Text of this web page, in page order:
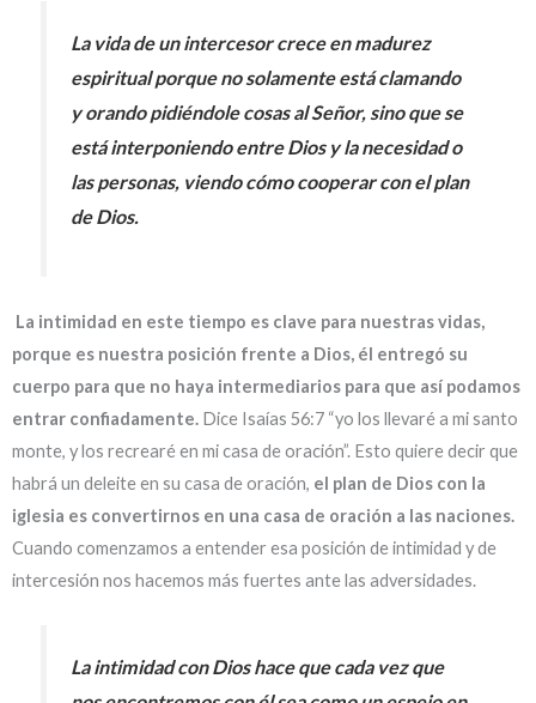
La vida de un intercesor crece en madurez
espiritual porque no solamente está clamando
y orando pidiéndole cosas al Señor, sino que se
está interponiendo entre Dios y la necesidad o
las personas, viendo cómo cooperar con el plan
de Dios.
La intimidad en este tiempo es clave para nuestras vidas,
porque es nuestra posición frente a Dios, él entregó su
cuerpo para que no haya intermediarios para que así podamos
entrar confiadamente. Dice Isaías 56:7 “yo los llevaré a mi santo
monte, y los recrearé en mi casa de oración”. Esto quiere decir que
habrá un deleite en su casa de oración, el plan de Dios con la
iglesia es convertirnos en una casa de oración a las naciones.
Cuando comenzamos a entender esa posición de intimidad y de
intercesión nos hacemos más fuertes ante las adversidades.
La intimidad con Dios hace que cada vez que